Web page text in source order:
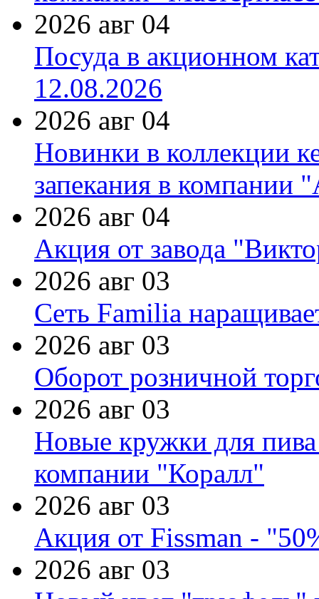
2026 авг 04
Посуда в акционном
12.08.2026
2026 авг 04
Новинки в коллекции
запекания в компании
2026 авг 04
Акция от завода
2026 авг 03
Сеть Familia
2026 авг 03
Оборот розничной
2026 авг 03
Новые кружки для
компании "Коралл"
2026 авг 03
Акция от Fissman -
2026 авг 03